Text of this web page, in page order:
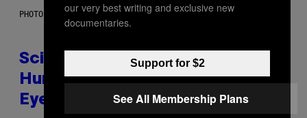
PHOTO: CSA IMAGES / GETTY IMAGES
Scientists Just Traced the
Human Eye Back to a Tiny One-
Eyed Creature
our very best writing and exclusive new
documentaries.
Support for $2
See All Membership Plans